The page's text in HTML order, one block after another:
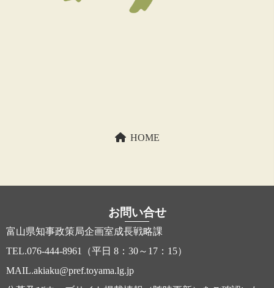
HOME
お問い合せ
富山県知事政策局企画室成長戦略課
TEL.076-444-8961
（平日 8：30～17：15）
MAIL.akiaku@pref.toyama.lg.jp